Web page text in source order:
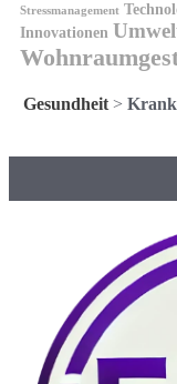
Stressmanagement
Innovationen
Gesundheit>